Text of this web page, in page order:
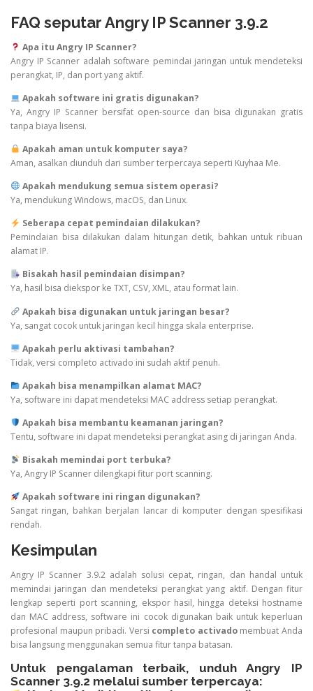
FAQ seputar Angry IP Scanner 3.9.2
Apa itu Angry IP Scanner?
Angry IP Scanner adalah software pemindai jaringan untuk mendeteksi
perangkat, IP, dan port yang aktif.
Apakah software ini gratis digunakan?
Ya, Angry IP Scanner bersifat open-source dan bisa digunakan gratis
tanpa biaya lisensi.
Apakah aman untuk komputer saya?
Aman, asalkan diunduh dari sumber terpercaya seperti Kuyhaa Me.
Apakah mendukung semua sistem operasi?
Ya, mendukung Windows, macOS, dan Linux.
Seberapa cepat pemindaian dilakukan?
Pemindaian bisa dilakukan dalam hitungan detik, bahkan untuk ribuan
alamat IP.
Bisakah hasil pemindaian disimpan?
Ya, hasil bisa diekspor ke TXT, CSV, XML, atau format lain.
Apakah bisa digunakan untuk jaringan besar?
Ya, sangat cocok untuk jaringan kecil hingga skala enterprise.
Apakah perlu aktivasi tambahan?
Tidak, versi completo activado ini sudah aktif penuh.
Apakah bisa menampilkan alamat MAC?
Ya, software ini dapat mendeteksi MAC address setiap perangkat.
Apakah bisa membantu keamanan jaringan?
Tentu, software ini dapat mendeteksi perangkat asing di jaringan Anda.
Bisakah memindai port terbuka?
Ya, Angry IP Scanner dilengkapi fitur port scanning.
Apakah software ini ringan digunakan?
Sangat ringan, bahkan berjalan lancar di komputer dengan spesifikasi
rendah.
Kesimpulan
Angry IP Scanner 3.9.2 adalah solusi cepat, ringan, dan handal untuk
memindai jaringan dan mendeteksi perangkat yang aktif. Dengan fitur
lengkap seperti port scanning, ekspor hasil, hingga deteksi hostname
dan MAC address, software ini cocok digunakan baik untuk keperluan
profesional maupun pribadi. Versi completo activadomembuat Anda
bisa langsung menggunakan semua fitur tanpa batasan.
Untuk pengalaman terbaik, unduh Angry IP
Scanner 3.9.2 melalui sumber terpercaya: